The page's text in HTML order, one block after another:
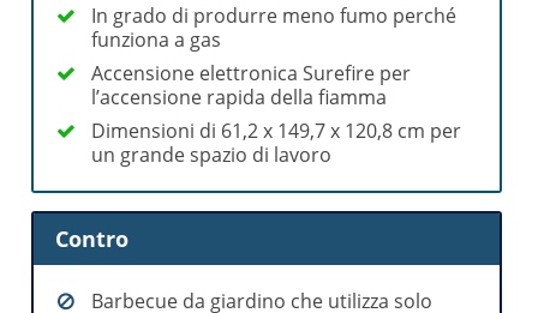
In grado di produrre meno fumo perché
funziona a gas
Accensione elettronica Surefire per
l’accensione rapida della fiamma
Dimensioni di 61,2 x 149,7 x 120,8 cm per
un grande spazio di lavoro
Contro
Barbecue da giardino che utilizza solo